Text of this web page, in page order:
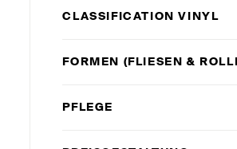
CLASSIFICATION VINYL
FORMEN (FLIESEN&
PFLEGE